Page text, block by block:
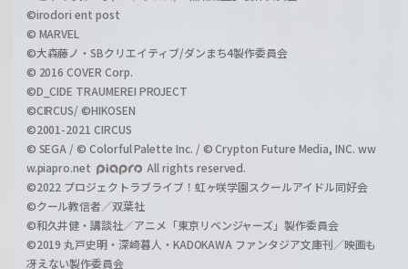
©irodori ent post
© MARVEL
©大森藤ノ・SBクリエイティブ/ダンまち4製作委員会
© 2016 COVER Corp.
©D_CIDE TRAUMEREI PROJECT
©CIRCUS/ ©HIKOSEN
©2001-2021 CIRCUS
© SEGA / © Colorful Palette Inc. / © Crypton Future Media, INC. ww
w.piapro.net
All rights reserved.
©2022 プロジェクトラブライブ！虹ヶ咲学園スクールアイドル同好会
©クール教信者／双葉社
©和久井健・講談社／アニメ「東京リベンジャーズ」製作委員会
©2019 丸戸史明・深崎暮人・KADOKAWA ファンタジア文庫刊／映画も
冴えない製作委員会